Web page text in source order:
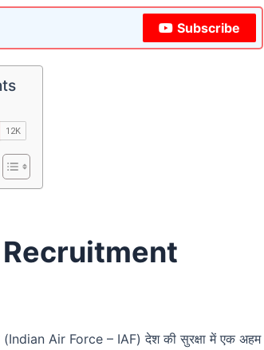
Subscribe
Recruitment
Air Force – IAF) देश की सुरक्षा में एक अहम